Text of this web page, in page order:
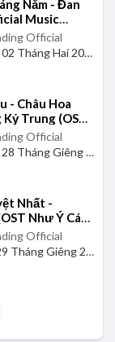
Năm - Đan
Music
Official
02 Tháng Hai 2025
- Châu Hoa
Trung (OST
2006) |
Official
28 Tháng Giêng 2025
Nhất -
Như Ý Cát
Official
Tháng Giêng 2025